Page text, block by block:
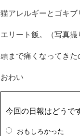
猫アレルギーとゴキブ
エリート飯。（写真撮
頭まで痛くなってきた
おわい
今回の日報はどうで
おもしろかった